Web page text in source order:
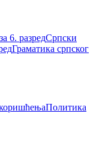
6. разредСрпски
Граматика српског
Политика